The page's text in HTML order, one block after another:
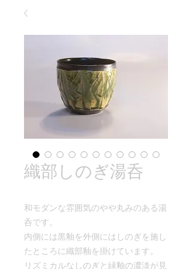
織部しのぎ湯呑
和モダンな雰囲気のやや丸みのある湯
呑です。
内側には黒釉を外側にはしのぎを施し
たところに織部釉を掛けています。
リズミカルなしのぎと緑釉の濃淡が見